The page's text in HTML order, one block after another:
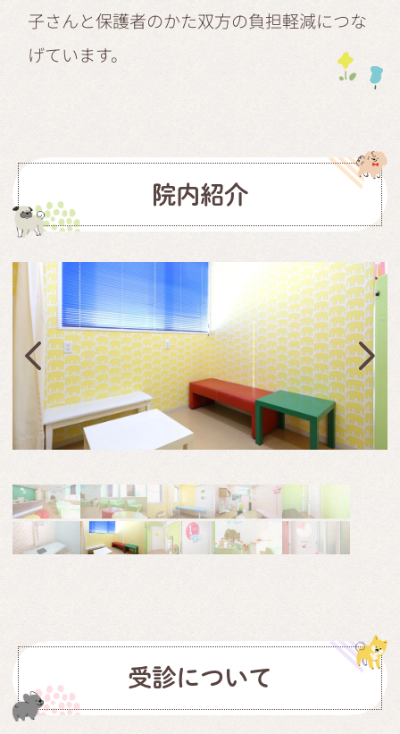
子さんと保護者のかた双方の負担軽減につな
げています。
院内紹介
受診について